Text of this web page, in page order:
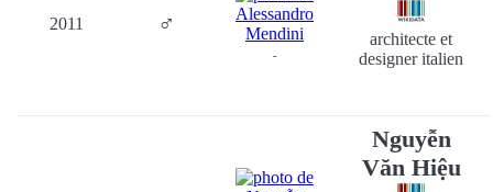
2011 ♂
-
architecte et
designer italien
Nguyễn
Văn Hiệu